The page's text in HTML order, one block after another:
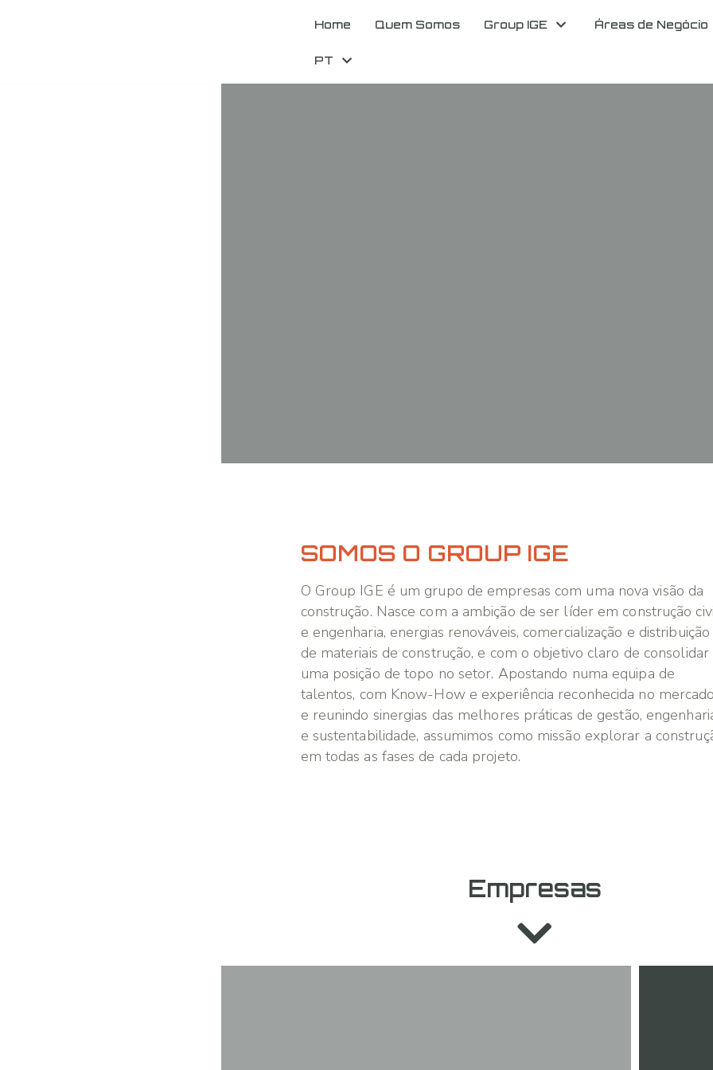
Home Quem Somos Group IGE Áreas de Negócio
PT
SOMOS O GROUP IGE
O Group IGE é um grupo de empresas com uma nova visão da
construção. Nasce com a ambição de ser líder em construção
e engenharia, energias renováveis, comercialização e distribuição
de materiais de construção, e com o objetivo claro de consolidar
uma posição de topo no setor. Apostando numa equipa de
talentos, com Know-How e experiência reconhecida no
e reunindo sinergias das melhores práticas de gestão,
e sustentabilidade, assumimos como missão explorar a
em todas as fases de cada projeto.
Empresas